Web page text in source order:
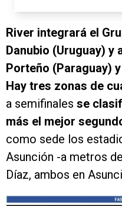
River integrará el
Danubio (Uruguay)
Porteño (Paraguay)
Hay tres zonas de
a semifinales se
más el mejor
como sede los
Asunción -a metros
Díaz, ambos en